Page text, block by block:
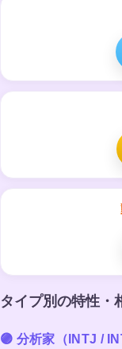
タイプ別の特性・
🟣 分析家（INTJ /